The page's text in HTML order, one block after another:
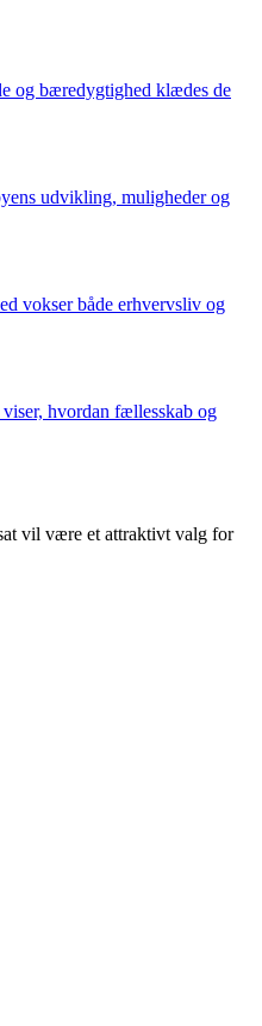
og bæredygtighed klædes de
udvikling, muligheder og
vokser både erhvervsliv og
hvordan fællesskab og
vil være et attraktivt valg for